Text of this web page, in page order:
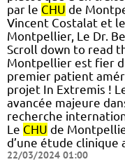
par le CHU de
Vincent Costalat et
Montpellier, Le Dr.
Scroll down to read
Montpellier est fier
premier patient
projet In Extremis !
avancée majeure
recherche
Le CHU de
d’une étude clinique
22/03/2024 01:00